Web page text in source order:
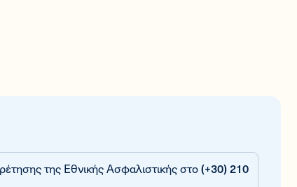
της Εθνικής Ασφαλιστικής στο(+30) 210